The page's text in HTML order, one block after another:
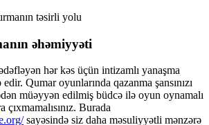
təsirli yolu
əhəmiyyəti
hər kəs üçün intizamlı yanaşma
Qumar oyunlarında qazanma şansınızı
müəyyən edilmiş büdcə ilə oyun oynamalı
Burada
sayəsində siz daha məsuliyyətli mənzərə